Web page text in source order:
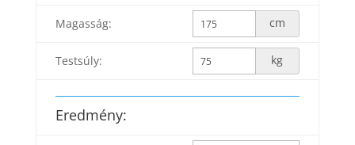
Magasság: cm
Testsúly: kg
Eredmény: